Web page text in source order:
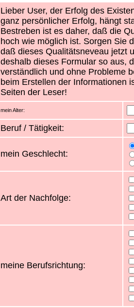
Lieber User, der Erfolg des
ganz persönlicher Erfolg, hängt
Bestreben ist es daher, daß die
hoch wie möglich ist. Sorgen Sie
daß dieses Qualitätsneveau jetzt
deshalb dieses Formular so aus,
verständlich und ohne Probleme
beim Erstellen der Informationen
Seiten der Leser!
mein Alter:
Beruf / Tätigkeit:
mein Geschlecht:
Art der Nachfolge:
meine Berufsrichtung: